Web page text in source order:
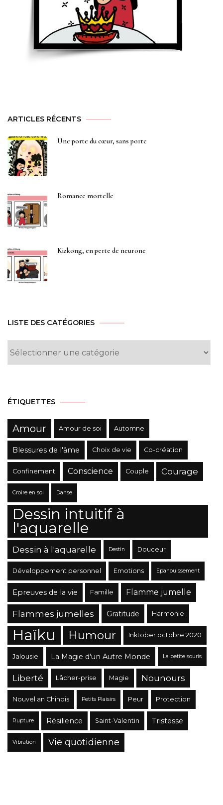
ARTICLES RÉCENTS
Une porte du cœur, sans porte
Romance mortelle
Kizkong, en perte de neurone
LISTE DES CATÉGORIES
ÉTIQUETTES
Amour Amour de soi Automne
Blessures de l'âme Choix de vie Co-création
Confinement Conscience Couple Courage
Croire en soi Danse
Dessin intuitif à
l'aquarelle
Dessin à l'aquarelle Destin Douceur
Développement personnel Emotions Epanouissement
Epreuves de la vie Famille Flamme jumelle
Flammes jumelles Gratitude Harmonie
Haïku Humour Inktober octobre 2020
Jalousie La Magie d'un Autre Monde La petite souris
Liberté Lâcher-prise Magie Nounours
Nouvel an Chinois Petits Plaisirs Peur Protection
Rupture Résilience Saint-Valentin Tristesse
Vibration Vie quotidienne